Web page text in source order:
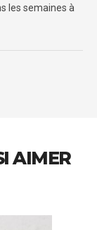
les semaines à
AIMER